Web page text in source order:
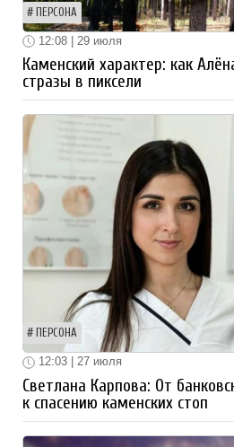
ПЕРСОНА
12:08 | 29 июля
Каменский характер: как
стразы в пиксели
ПЕРСОНА
12:03 | 27 июля
Светлана Карпова: От
к спасению каменских стоп